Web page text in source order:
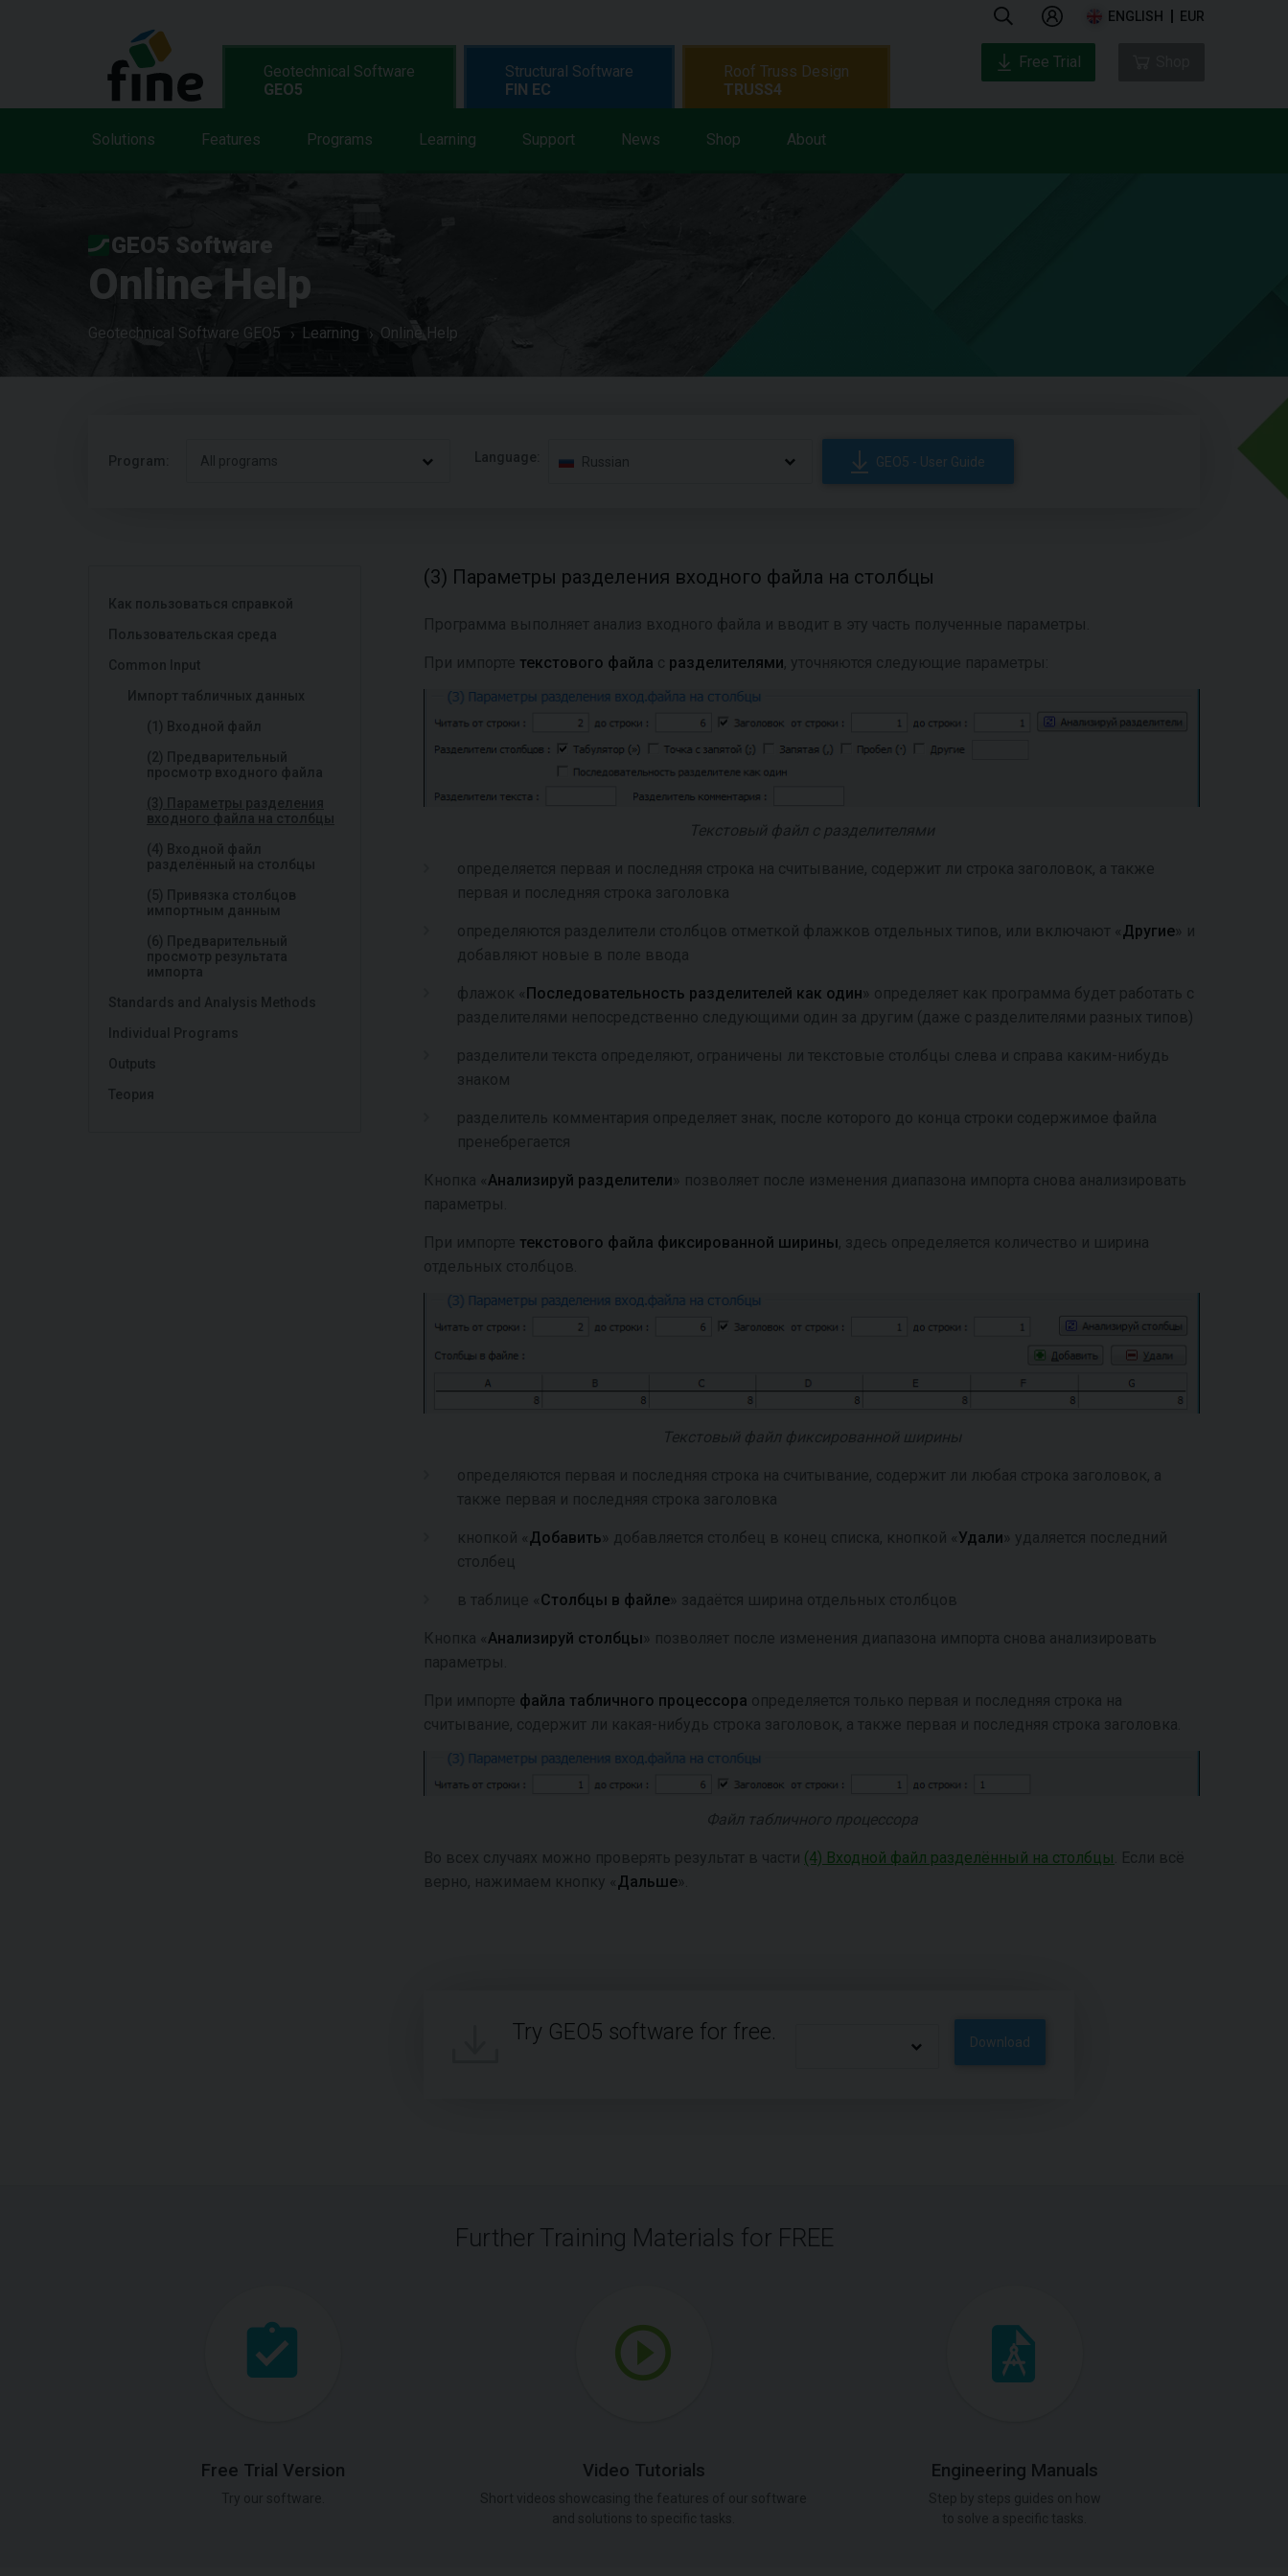
ENGLISH EUR
Geotechnical Software
GEO5
Solutions Features Programs Learning Support News Shop About
Structural Software
FIN EC
Roof Truss Design
TRUSS4
Free Trial
GEO5 Software
Online Help
Geotechnical Software GEO5 Learning Online Help
Program: All programs Language: Russian GEO5 - User Guide
Как пользоваться справкой
Пользовательская среда
Common Input
Импорт табличных данных
(1) Входной файл
(2) Предварительный
просмотр входного файла
(3) Параметры разделения
входного файла на столбцы
(4) Входной файл
разделённый на столбцы
(5) Привязка столбцов
импортным данным
(6) Предварительный
просмотр результата
импорта
Standards and Analysis Methods
Individual Programs
Outputs
Теория
(3) Параметры разделения входного файла на столбцы
Программа выполняет анализ входного файла и вводит в эту часть полученные параметры.
При импорте текстового файла с разделителями, уточняются следующие параметры:
Текстовый файл с разделителями
определяется первая и последняя строка на считывание, содержит ли строка заголовок, а также
первая и последняя строка заголовка
определяются разделители столбцов отметкой флажков отдельных типов, или включают « Другие » и
добавляют новые в поле ввода
флажок « Последовательность разделителей как один » определяет как программа будет работать с
разделителями непосредственно следующими один за другим (даже с разделителями разных типов)
разделители текста определяют, ограничены ли текстовые столбцы слева и справа каким-нибудь
знаком
разделитель комментария определяет знак, после которого до конца строки содержимое файла
пренебрегается
Кнопка «Анализируй разделители » позволяет после изменения диапазона импорта снова анализировать
параметры.
При импорте текстового файла фиксированной ширины, здесь определяется количество и ширина
отдельных столбцов.
Текстовый файл фиксированной ширины
определяются первая и последняя строка на считывание, содержит ли любая строка заголовок, а
также первая и последняя строка заголовка
кнопкой « Добавить » добавляется столбец в конец списка, кнопкой « Удали » удаляется последний
столбец
в таблице « Столбцы в файле » задаётся ширина отдельных столбцов
Кнопка « Анализируй столбцы » позволяет после изменения диапазона импорта снова анализировать
параметры.
При импорте файла табличного процессора определяется только первая и последняя строка на
считывание, содержит ли какая-нибудь строка заголовок, а также первая и последняя строка заголовка.
Файл табличного процессора
Во всех случаях можно проверять результат в части (4) Входной файл разделённый на столбцы . Если всё
верно, нажимаем кнопку « Дальше ».
Try GEO5 software for free. Download
Further Training Materials for FREE
Free Trial Version Video Tutorials Engineering Manuals